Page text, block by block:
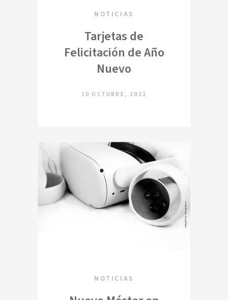
NOTICIAS
Tarjetas de
Felicitación de Año
Nuevo
10 OCTUBRE, 2022
NOTICIAS